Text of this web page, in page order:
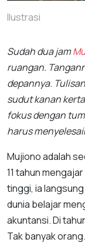
Ilustrasi
Sudah dua jam
ruangan.
depannya.
sudut kanan
fokus dengan
harus
Mujiono adalah
11 tahun
tinggi, ia
dunia belajar
akuntansi. Di
Tak banyak